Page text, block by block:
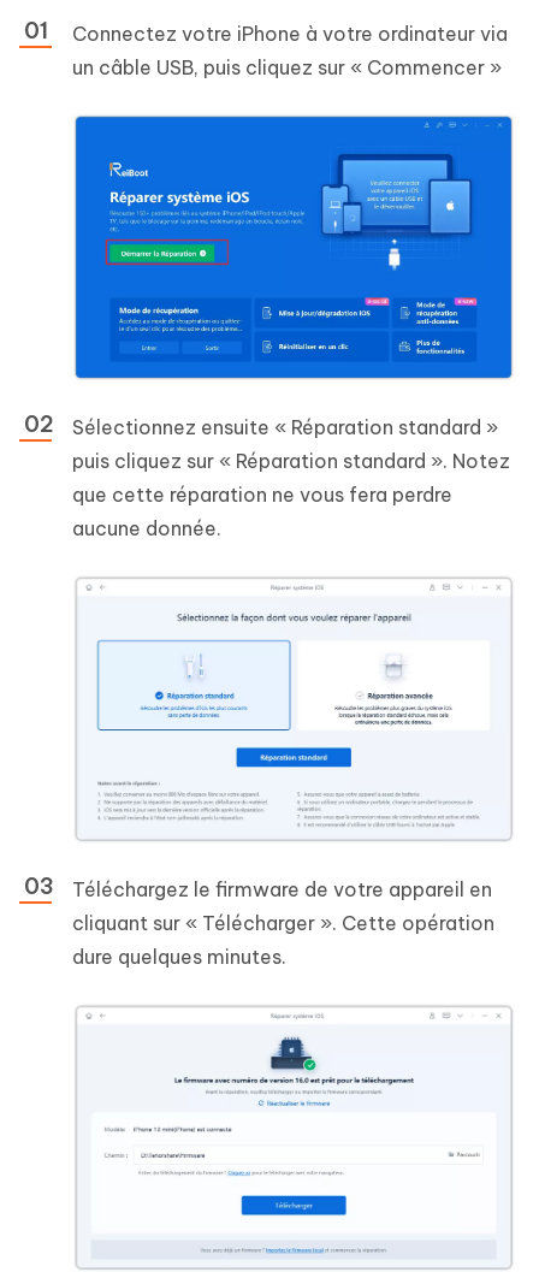
Connectez votre iPhone à votre ordinateur via
un câble USB, puis cliquez sur « Commencer »
Sélectionnez ensuite « Réparation standard »
puis cliquez sur « Réparation standard ». Notez
que cette réparation ne vous fera perdre
aucune donnée.
Téléchargez le firmware de votre appareil en
cliquant sur « Télécharger ». Cette opération
dure quelques minutes.